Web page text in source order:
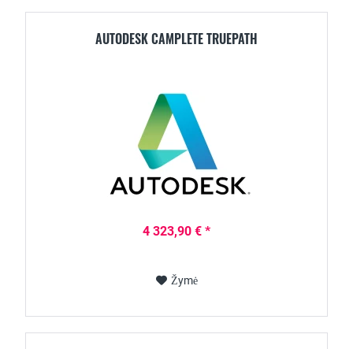
AUTODESK CAMPLETE TRUEPATH
4 323,90 € *
Žymė